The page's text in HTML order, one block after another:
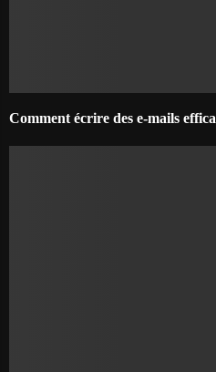
Comment écrire des e-mails